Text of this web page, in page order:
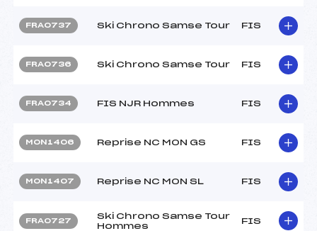
FRA0737 Ski Chrono Samse Tour FIS
FRA0736 Ski Chrono Samse Tour FIS
FRA0734 FIS NJR Hommes FIS
MON1406 Reprise NC MON GS FIS
MON1407 Reprise NC MON SL FIS
FRA0727
Ski Chrono Samse Tour
Hommes
FIS